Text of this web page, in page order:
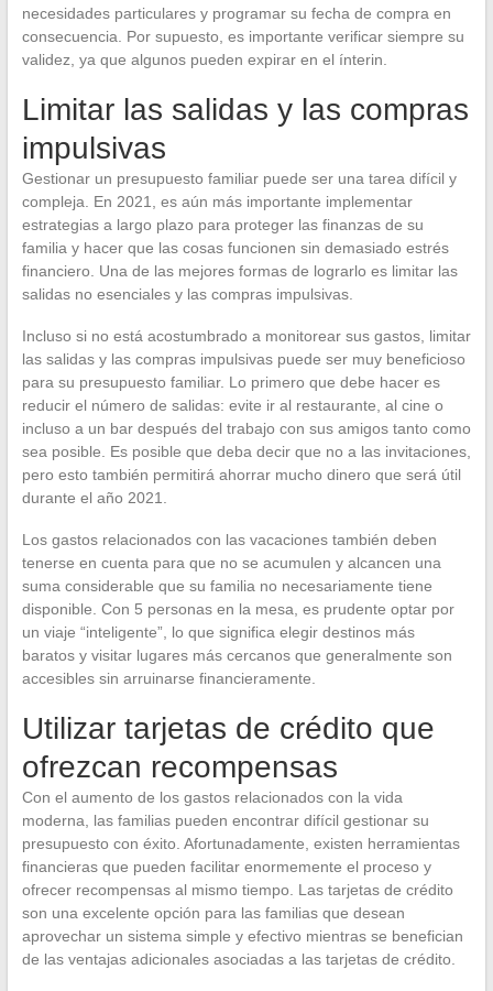
necesidades particulares y programar su fecha de compra en
consecuencia. Por supuesto, es importante verificar siempre su
validez, ya que algunos pueden expirar en el ínterin.
Limitar las salidas y las compras
impulsivas
Gestionar un presupuesto familiar puede ser una tarea difícil y
compleja. En 2021, es aún más importante implementar
estrategias a largo plazo para proteger las finanzas de su
familia y hacer que las cosas funcionen sin demasiado estrés
financiero. Una de las mejores formas de lograrlo es limitar las
salidas no esenciales y las compras impulsivas.
Incluso si no está acostumbrado a monitorear sus gastos, limitar
las salidas y las compras impulsivas puede ser muy beneficioso
para su presupuesto familiar. Lo primero que debe hacer es
reducir el número de salidas: evite ir al restaurante, al cine o
incluso a un bar después del trabajo con sus amigos tanto como
sea posible. Es posible que deba decir que no a las invitaciones,
pero esto también permitirá ahorrar mucho dinero que será útil
durante el año 2021.
Los gastos relacionados con las vacaciones también deben
tenerse en cuenta para que no se acumulen y alcancen una
suma considerable que su familia no necesariamente tiene
disponible. Con 5 personas en la mesa, es prudente optar por
un viaje “inteligente”, lo que significa elegir destinos más
baratos y visitar lugares más cercanos que generalmente son
accesibles sin arruinarse financieramente.
Utilizar tarjetas de crédito que
ofrezcan recompensas
Con el aumento de los gastos relacionados con la vida
moderna, las familias pueden encontrar difícil gestionar su
presupuesto con éxito. Afortunadamente, existen herramientas
financieras que pueden facilitar enormemente el proceso y
ofrecer recompensas al mismo tiempo. Las tarjetas de crédito
son una excelente opción para las familias que desean
aprovechar un sistema simple y efectivo mientras se benefician
de las ventajas adicionales asociadas a las tarjetas de crédito.